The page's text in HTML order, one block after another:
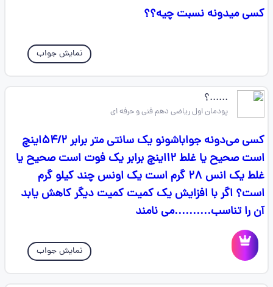
کسی میدونه نسبت چیه؟؟
نمایش جواب
......؟
پودمان اول ریاضی دهم فنی و حرفه ای
کسی می‌دونه جواباشونو یک سانتی متر برابر ۵۴/۲اینچ
است صحیح یا غلط ۱۲اینچ برابر یک فوت است صحیح یا
غلط یک انس ۲۸ گرم است یک اونس چند کیلو گرم
است؟ اگر با افزایش یک کمیت کمیت دیگر کاهش یابد
آن را تناسب..........می نامند
نمایش جواب